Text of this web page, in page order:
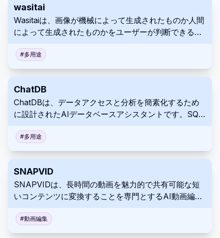
ています。
wasitai
Wasitaiは、画像が機械によって生成されたものか人間
によって生成されたものかをユーザーが判断できるよ
ームにアップロードまたはドラッグ＆ドロップするだ
けで分析できます。Wasitaiを使用してデジタル画像の
#多用途
ChatDB
ChatDBは、データアクセスと分析を簡素化するため
に設計されたAIデータベースアシスタントです。SQL
データファイルをクエリできます。また、このプラッ
トフォームはデータ視覚化や、CSV、JSON、
ールも提供します。
#多用途
SNAPVID
SNAPVIDは、長時間の動画を魅力的で共有可能な短
いコンテンツに変換することを専門とするAI動画編集
ト動画を素早く効率的に作成するための編集プロセス
を効率化します。プラットフォームは、ソーシャルメ
#動画編集